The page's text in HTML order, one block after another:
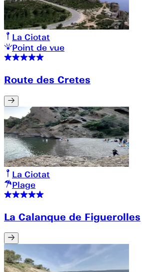
La Ciotat
Point de vue
Route des Cretes
La Ciotat
Plage
La Calanque de Figuerolles